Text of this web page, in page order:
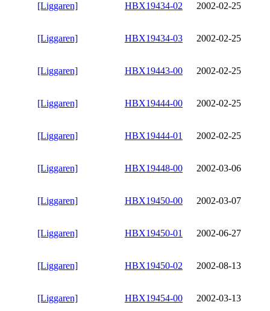
[Liggaren] HBX19434-02 2002-02-25
[Liggaren] HBX19434-03 2002-02-25
[Liggaren] HBX19443-00 2002-02-25
[Liggaren] HBX19444-00 2002-02-25
[Liggaren] HBX19444-01 2002-02-25
[Liggaren] HBX19448-00 2002-03-06
[Liggaren] HBX19450-00 2002-03-07
[Liggaren] HBX19450-01 2002-06-27
[Liggaren] HBX19450-02 2002-08-13
[Liggaren] HBX19454-00 2002-03-13